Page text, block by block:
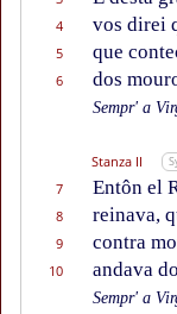
4 vos direi
5 que
6 dos
Sempr' a
Stanza II
7 Entôn el
8 reinava,
9 contra
10 andava
Sempr' a